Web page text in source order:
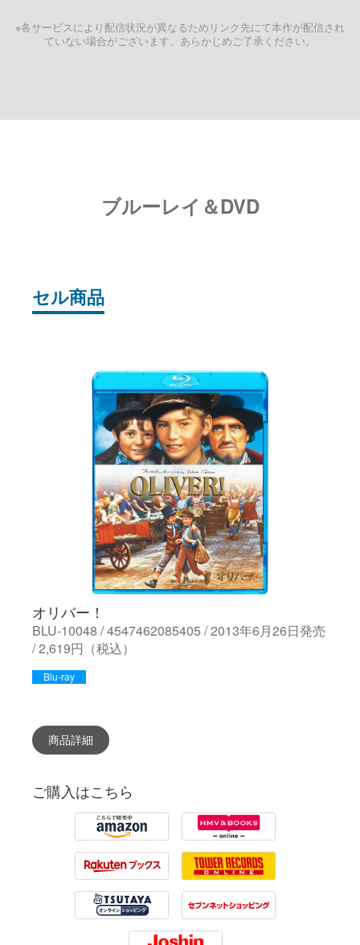
※各サービスにより配信状況が異なるためリンク先にて本作が配信され
ていない場合がございます。あらかじめご了承ください。
ブルーレイ＆DVD
セル商品
オリバー！
BLU-10048 / 4547462085405 / 2013年6月26日発売
/ 2,619円（税込）
Blu-ray
商品詳細
ご購入はこちら
Amazon HMV
Rakuten Tower Records
Tsutaya 7net